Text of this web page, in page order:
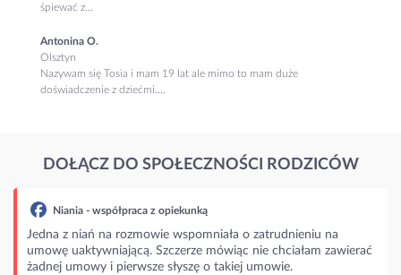
śpiewać z...
Antonina O.
Olsztyn
Nazywam się Tosia i mam 19 lat ale mimo to mam duże
doświadczenie z dziećmi....
DOŁĄCZ DO SPOŁECZNOŚCI RODZICÓW
Niania - współpraca z opiekunką
Jedna z niań na rozmowie wspomniała o zatrudnieniu na
umowę uaktywniającą. Szczerze mówiąc nie chciałam zawierać
żadnej umowy i pierwsze słyszę o takiej umowie.